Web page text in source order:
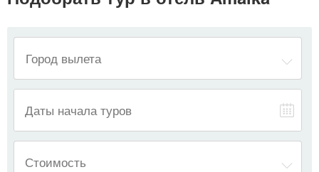
Даты начала туров
Стоимость